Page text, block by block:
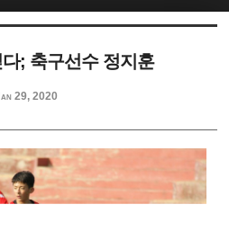
; 축구선수 정지훈
29, 2020케치북5
케치북5